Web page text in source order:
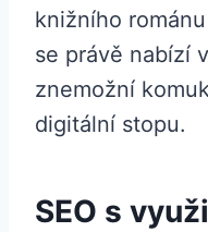
knižního
se právě nabízí
znemožní
digitální stopu.
SEO s